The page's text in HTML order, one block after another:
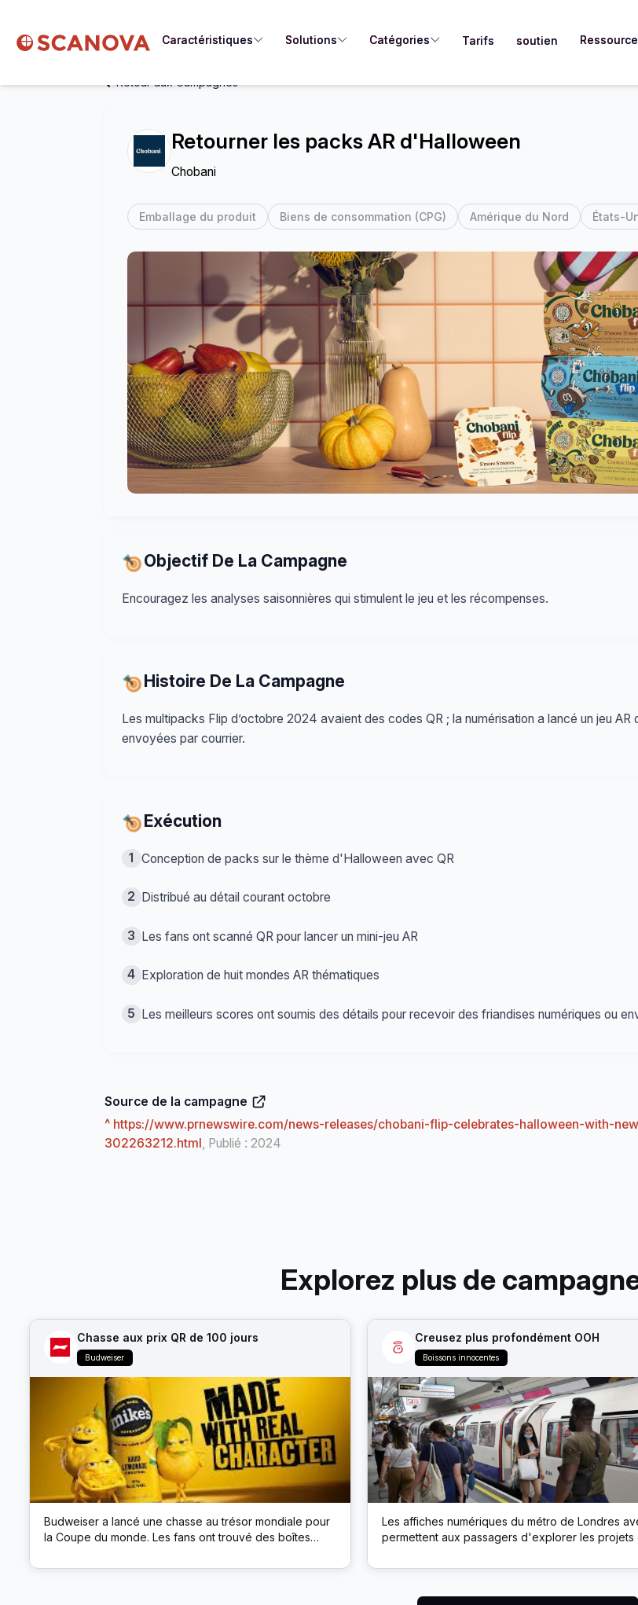
Caractéristiques Solutions Catégories Tarifs soutien
Retour aux Campagnes
Retourner les packs AR d'Halloween
Chobani
Emballage du produit Biens de consommation (CPG) Amérique du Nord États-
Objectif De La Campagne
Encouragez les analyses saisonnières qui stimulent le jeu et les récompenses.
Histoire De La Campagne
Les multipacks Flip d’octobre 2024 avaient des codes QR ; la numérisation a lancé un jeu
envoyées par courrier.
Exécution
1 Conception de packs sur le thème d'Halloween avec QR
2 Distribué au détail courant octobre
3 Les fans ont scanné QR pour lancer un mini-jeu AR
4 Exploration de huit mondes AR thématiques
5 Les meilleurs scores ont soumis des détails pour recevoir des friandises numériques ou
Source de la campagne
^ https://www.prnewswire.com/news-releases/chobani-flip-celebrates-halloween-with-
302263212.html, Publié : 2024
Explorez plus de
Chasse aux prix QR de 100 jours
Budweiser
Budweiser a lancé une chasse au trésor mondiale pour
la Coupe du monde. Les fans ont trouvé des boîtes
; chaque boîte avait un code QR qui débloquait des prix
Creusez plus profondément OOH
Boissons innocentes
Les affiches numériques du métro de Londres
permettent aux passagers d'explorer les projets